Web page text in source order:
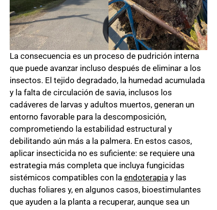
La consecuencia es un proceso de pudrición interna
que puede avanzar incluso después de eliminar a los
insectos. El tejido degradado, la humedad acumulada
y la falta de circulación de savia, inclusos los
cadáveres de larvas y adultos muertos, generan un
entorno favorable para la descomposición,
comprometiendo la estabilidad estructural y
debilitando aún más a la palmera. En estos casos,
aplicar insecticida no es suficiente: se requiere una
estrategia más completa que incluya fungicidas
sistémicos compatibles con la endoterapia y las
duchas foliares y, en algunos casos, bioestimulantes
que ayuden a la planta a recuperar, aunque sea un